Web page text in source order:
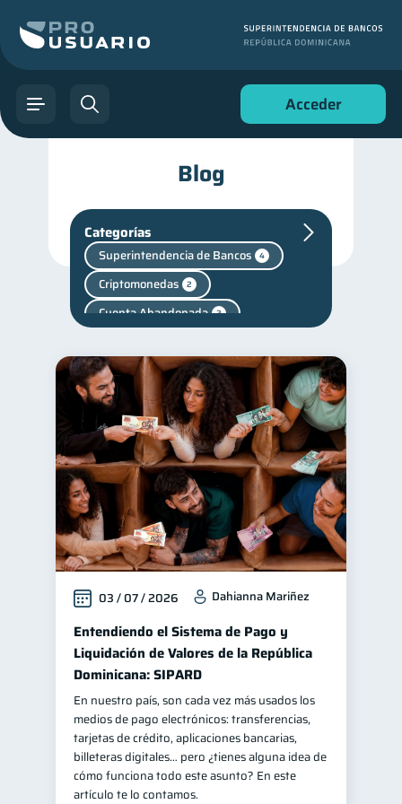
Acceder
Blog
Categorías
Superintendencia de Bancos 4
Criptomonedas 2
Cuenta Abandonada 2
Fraudes 1 inversiones 1
Salud mental 1
Finanzas personales 44
Manejo de deudas 31
Educación financiera
Finanzas para jóvenes 30
Control de deudas 30
Finanzas familiares 25
Inclusión financiera 22
Bienestar financiero 22
Finanzas para mujeres 20
Seguridad financiera
Salud financiera 12
Productos financieros 11
Organización Financiera 10
10
03 / 07 / 2026 Dahianna Mariñez
Entendiendo el Sistema de Pago y
Liquidación de Valores de la República
Dominicana: SIPARD
En nuestro país, son cada vez más usados los
medios de pago electrónicos: transferencias,
tarjetas de crédito, aplicaciones bancarias,
billeteras digitales… pero ¿tienes alguna idea de
cómo funciona todo este asunto? En este
artículo te lo contamos.